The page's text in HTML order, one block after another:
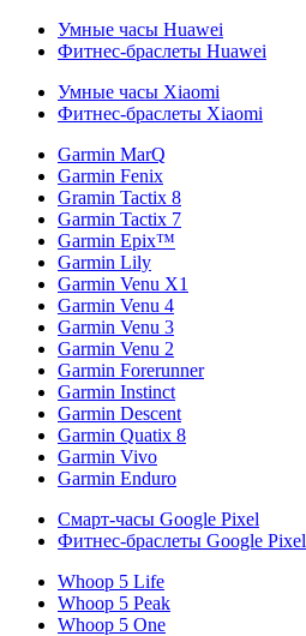
Умные часы Huawei
Фитнес-браслеты Huawei
Умные часы Xiaomi
Фитнес-браслеты Xiaomi
Garmin MarQ
Garmin Fenix
Gramin Tactix 8
Garmin Tactix 7
Garmin Epix™
Garmin Lily
Garmin Venu X1
Garmin Venu 4
Garmin Venu 3
Garmin Venu 2
Garmin Forerunner
Garmin Instinct
Garmin Descent
Garmin Quatix 8
Garmin Vivo
Garmin Enduro
Смарт-часы Google Pixel
Фитнес-браслеты Google Pixel
Whoop 5 Life
Whoop 5 Peak
Whoop 5 One